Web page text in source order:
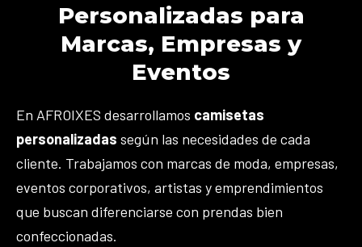
Personalizadas para
Marcas, Empresas y
Eventos
En AFROIXES desarrollamos camisetas
personalizadas según las necesidades de cada
cliente. Trabajamos con marcas de moda, empresas,
eventos corporativos, artistas y emprendimientos
que buscan diferenciarse con prendas bien
confeccionadas.